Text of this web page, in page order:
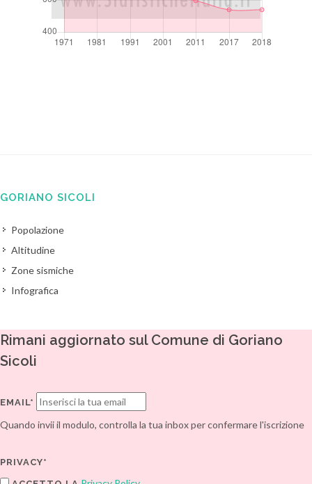
GORIANO SICOLI
Popolazione
Altitudine
Zone sismiche
Infografica
Rimani aggiornato sul Comune di Goriano
Sicoli
EMAIL*
Quando invii il modulo, controlla la tua inbox per confermare l'iscrizione
PRIVACY*